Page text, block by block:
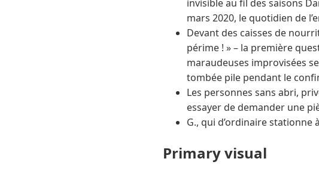
invisible au fil des saisons
mars 2020, le quotidien de
Devant des caisses de
périme ! » – la première
maraudeuses improvisées
tombée pile pendant le
Les personnes sans abri,
essayer de demander une
G., qui d’ordinaire stationne
Primary visual